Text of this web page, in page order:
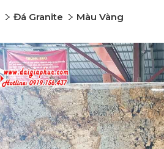
Đá Granite Màu Vàng